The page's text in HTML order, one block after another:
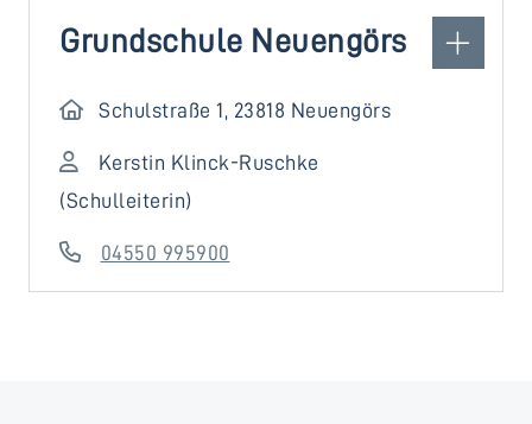
Grundschule Neuengörs
Schulstraße 1, 23818 Neuengörs
Kerstin Klinck-Ruschke
(Schulleiterin)
04550 995900